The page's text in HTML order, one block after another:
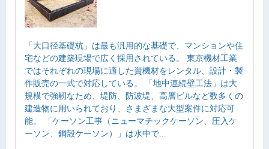
「大口径基礎杭」は最も汎用的な基礎で、マンションや住
宅などの建築現場で広く採用されている。 東京機材工業
ではそれぞれの現場に適した資機材をレンタル、設計・製
作販売の一式で対応している。 「地中連続壁工法」は大
規模で強靭なため、堤防、防波堤、高層ビルなど数多くの
建造物に用いられており、さまざまな大型案件に対応可
能。 「ケーソン工事（ニューマチックケーソン、圧入ケ
ーソン、鋼殻ケーソン）」は水中で...